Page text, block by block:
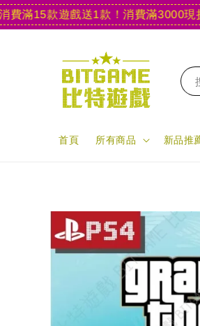
款遊戲送1款！消費滿3000現折400
首頁 所有商品 新品推